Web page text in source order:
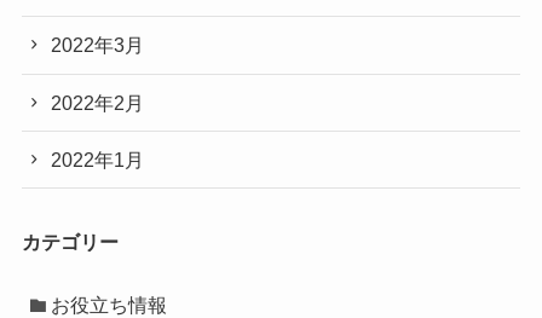
2022年3月
2022年2月
2022年1月
カテゴリー
お役立ち情報